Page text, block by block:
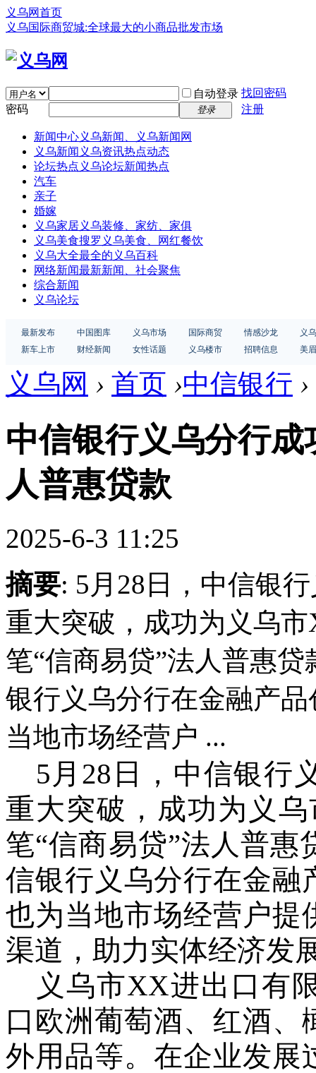
义乌网首页
义乌国际商贸城:全球最大的小商品批发市场
自动登录 找回密码
密码
登录 注册
新闻中心义乌新闻、义乌新闻网
义乌新闻 义乌资讯热点动态
论坛热点 义乌论坛新闻热点
汽车
亲子
婚嫁
义乌家居义乌装修、家纺、家俱
义乌美食搜罗义乌美食、网红餐饮
义乌大全最全的义乌百科
网络新闻最新新闻、社会聚焦
综合新闻
义乌论坛
最新发布 中国图库 义乌市场 国际商贸 情感沙龙
义
新车上市
财经新闻 女性话题 义乌楼市 招聘信息 美
义乌网 › 首页 ›中信银行 ›
中信银行义乌分行
人普惠贷款
2025-6-3 11:25
摘要: 5月28日，中信银
重大突破，成功为义乌
笔“信商易贷”法人普惠
银行义乌分行在金融产
当地市场经营户 ...
5月28日 ， 中信银行
重大突破，成功为义乌
笔“信商易贷”法人普
信银行义乌分行在金融
也为当地市场经营户提
渠道，助力实体经济发
义乌市XX进出口有
口 欧洲葡萄酒、红酒、
外用品等。在企业发展